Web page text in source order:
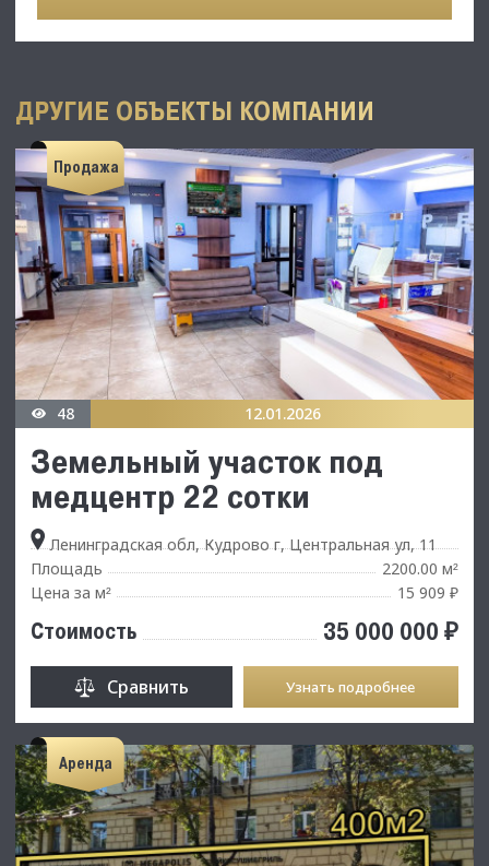
ДРУГИЕ ОБЪЕКТЫ КОМПАНИИ
Продажа
48 12.01.2026
Земельный участок под
медцентр 22 сотки
Ленинградская обл, Кудрово г, Центральная ул, 11
Площадь
2200.00 м²
Цена за м² 15 909 ₽
Стоимость 35 000 000 ₽
Сравнить Узнать подробнее
Аренда